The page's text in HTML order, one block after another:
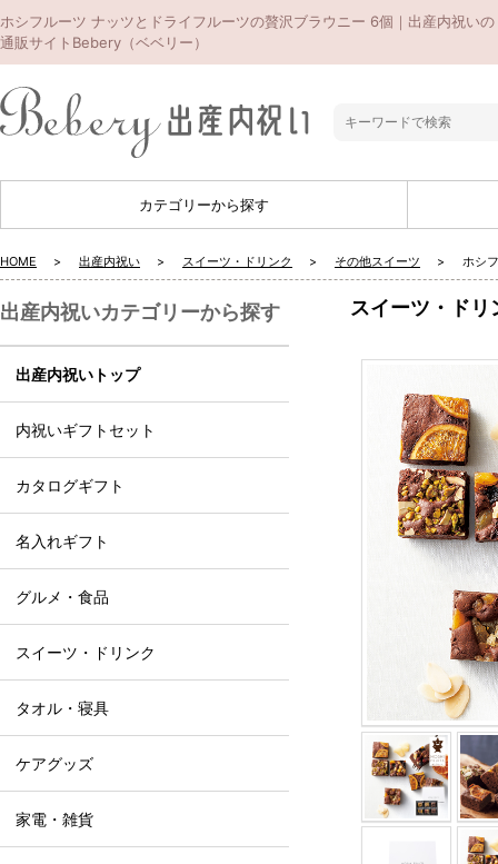
ホシフルーツ ナッツとドライフルーツの贅沢ブラウニー 6個｜出産内祝いの
通販サイトBebery（ベベリー）
カテゴリーから探す
HOME 出産内祝い スイーツ・ドリンク その他スイーツ ホシ
スイーツ・ドリ
出産内祝いカテゴリーから探す
出産内祝いトップ
内祝いギフトセット
カタログギフト
名入れギフト
グルメ・食品
スイーツ・ドリンク
タオル・寝具
ケアグッズ
家電・雑貨